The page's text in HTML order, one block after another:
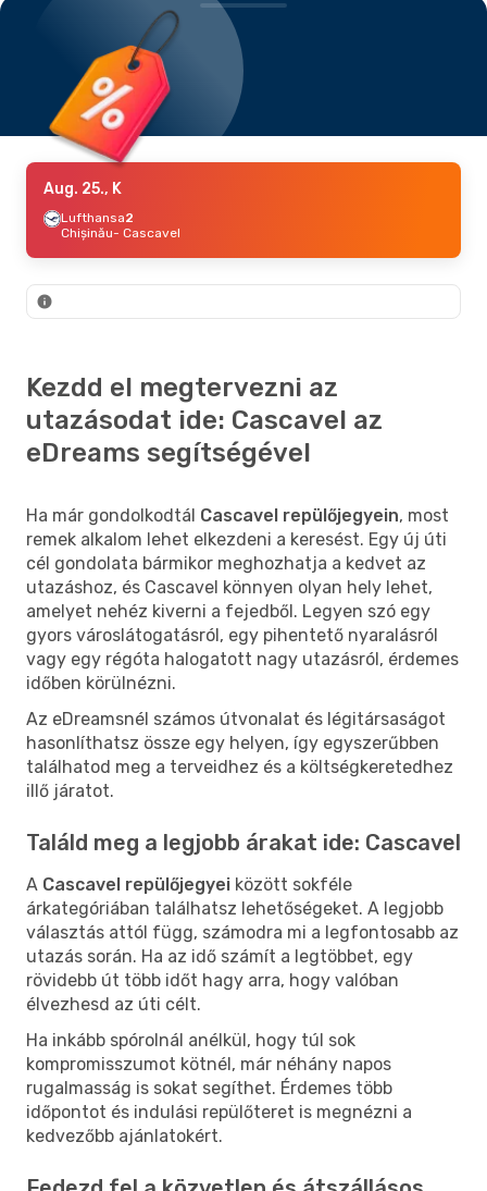
Aug. 25., K
Lufthansa2
Chișinău- Cascavel
Kezdd el megtervezni az
utazásodat ide: Cascavel az
eDreams segítségével
Ha már gondolkodtál Cascavel repülőjegyein, most
remek alkalom lehet elkezdeni a keresést. Egy új úti
cél gondolata bármikor meghozhatja a kedvet az
utazáshoz, és Cascavel könnyen olyan hely lehet,
amelyet nehéz kiverni a fejedből. Legyen szó egy
gyors városlátogatásról, egy pihentető nyaralásról
vagy egy régóta halogatott nagy utazásról, érdemes
időben körülnézni.
Az eDreamsnél számos útvonalat és légitársaságot
hasonlíthatsz össze egy helyen, így egyszerűbben
találhatod meg a terveidhez és a költségkeretedhez
illő járatot.
Találd meg a legjobb árakat ide: Cascavel
A Cascavel repülőjegyei között sokféle
árkategóriában találhatsz lehetőségeket. A legjobb
választás attól függ, számodra mi a legfontosabb az
utazás során. Ha az idő számít a legtöbbet, egy
rövidebb út több időt hagy arra, hogy valóban
élvezhesd az úti célt.
Ha inkább spórolnál anélkül, hogy túl sok
kompromisszumot kötnél, már néhány napos
rugalmasság is sokat segíthet. Érdemes több
időpontot és indulási repülőteret is megnézni a
kedvezőbb ajánlatokért.